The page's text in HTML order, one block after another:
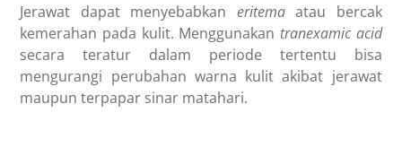
Jerawat dapat menyebabkan eritemaatau bercak
kemerahan pada kulit. Menggunakan tranexamic acid
secara teratur dalam periode tertentu bisa
mengurangi perubahan warna kulit akibat jerawat
maupun terpapar sinar matahari.